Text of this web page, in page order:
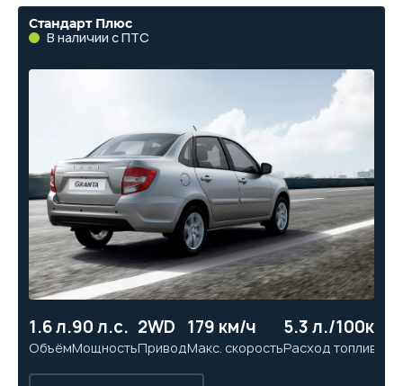
Стандарт Плюс
В наличии с ПТС
1.6 л.
Объём
90 л.с.
Мощность
2WD
Привод
179 км/ч
Макс. скорость
5.3 л./100км
Расход топлива